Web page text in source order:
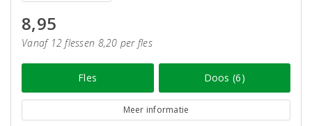
8,95
Vanaf 12 flessen 8,20 per fles
Fles Doos (6)
Meer informatie